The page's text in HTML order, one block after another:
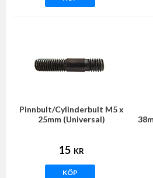
Pinnbult/Cylinderbult M5 x
25mm (Universal)
15 KR
KÖP